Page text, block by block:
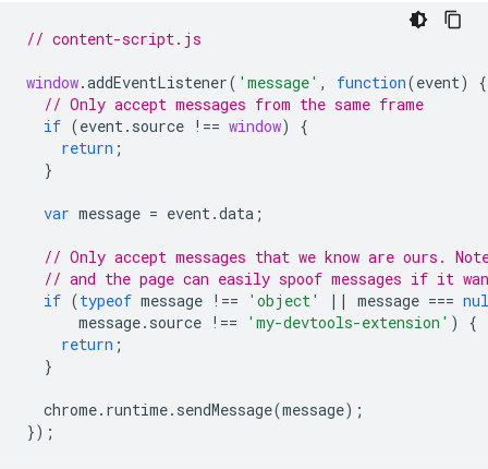
// content-script.js
window.addEventListener( 'message' , function(event)
{
// Only accept messages from the same frame
if (event. source !== window)
{
return ;
}
var message = event.data ;
// Only accept messages that we know are ours.
// and the page can easily spoof messages if it
if (typeof message !== 'object' || message ===
message. source !== 'my-devtools-extension' )
{
return ;
}
chrome. runtime. sendMessage(message);
});